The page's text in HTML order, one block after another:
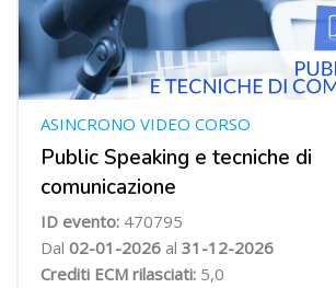
Public Speaking e tecniche di
comunicazione
ASINCRONO VIDEO CORSO
ID evento: 470795
Dal 02-01-2026 al 31-12-2026
Crediti ECM rilasciati: 5,0